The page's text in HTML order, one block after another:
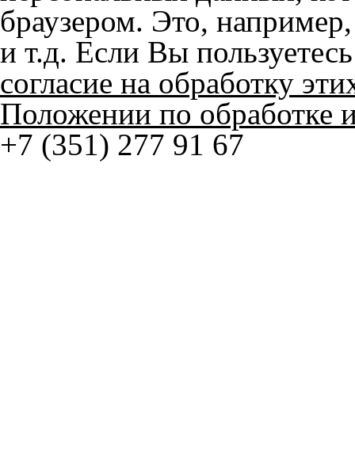
© ателье «Автоковрики
корпус 1.
На нашем сайте в целях